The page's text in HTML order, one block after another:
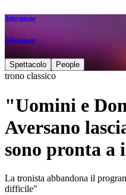
Televisione
Televisione
Spettacolo People
trono classico
"Uomini e
Aversano
sono pronta
La tronista abbandona il
difficile"